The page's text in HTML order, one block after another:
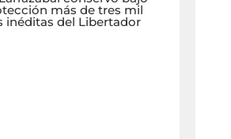
más de tres mil
inéditas del Libertador